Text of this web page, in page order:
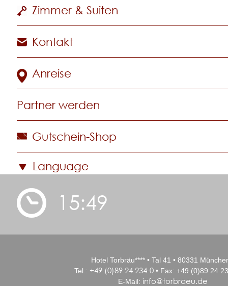
Zimmer & Suiten
Kontakt
Anreise
Partner werden
Gutschein-Shop
Language
15:49
Hotel Torbräu**** • Tal 41 • 80331
Tel.: +49 (0)89 24 234-0• Fax: +49 (0)89 24
E-Mail: info@torbraeu.de